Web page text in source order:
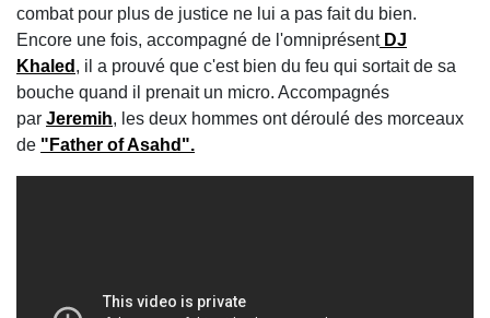
combat pour plus de justice ne lui a pas fait du bien.
Encore une fois, accompagné de l'omniprésentDJ
Khaled , il a prouvé que c'est bien du feu qui sortait de sa
bouche quand il prenait un micro. Accompagnés
par Jeremih, les deux hommes ont déroulé des morceaux
de "Father of Asahd".